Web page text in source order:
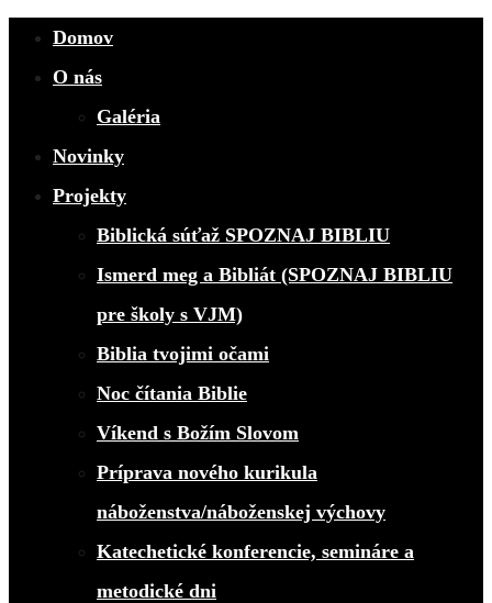
Domov
O nás
Galéria
Novinky
Projekty
Biblická súťaž SPOZNAJ BIBLIU
Ismerd meg a Bibliát (SPOZNAJ BIBLIU
pre školy s VJM)
Biblia tvojimi očami
Noc čítania Biblie
Víkend s Božím Slovom
Príprava nového kurikula
náboženstva/náboženskej výchovy
Katechetické konferencie, semináre a
metodické dni